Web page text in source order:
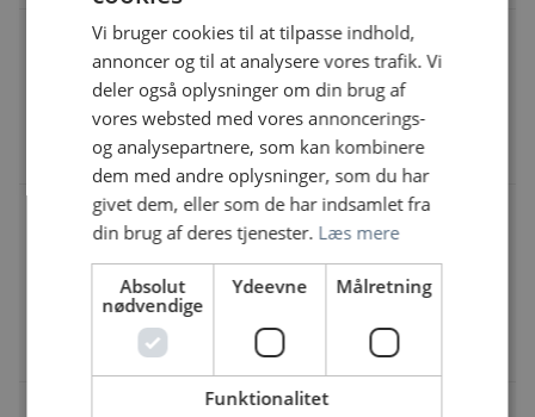
Endokrinologisk og nefrologisk afsnit på
Nordsjællands Hospital søger sygeplejerske
Nordsjællands Hospital | Dyrehavevej 29, 3400
Hillerød
Sygeplejerske
Kombinér intensivsygepleje med forskning –
bliv vores nye projektsygeplejerske i en 70/30
delestilling på Bispebjerg Hospital
Bispebjerg og Frederiksberg Hospital | Bispebjerg
Bakke 23, 2400 København
Sygeplejerske med specialfunktion
Vi bruger cookies til at tilpasse indhold,
annoncer og til at analysere vores trafik. Vi
deler også oplysninger om din brug af
vores websted med vores annoncerings-
og analysepartnere, som kan kombinere
dem med andre oplysninger, som du har
givet dem, eller som de har indsamlet fra
din brug af deres tjenester. Læs mere
Absolut
nødvendige
Ydeevne Målretning
Funktionalitet